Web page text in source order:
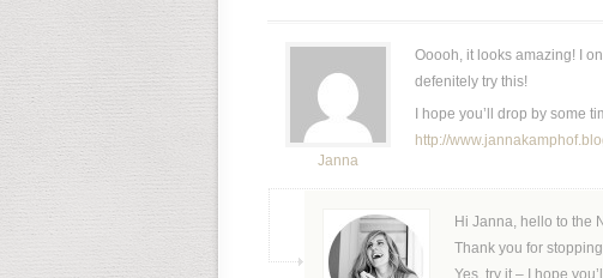
Janna
Ooooh, it looks amazing! I
defenitely try this!
I hope you’ll drop by some
http://
Hi Janna, hello to the
Thank you for
Yes, try it – I hope